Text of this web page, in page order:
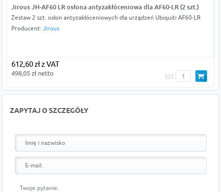
Jirous JH-AF60 LR osłona antyzakłóceniowa dla AF60-LR (2 szt.)
Zestaw 2 szt. osłon antyzakłóceniowych dla urządzeń Ubiquiti AF60-LR
Producent: Jirous
612,60 zł z VAT
498,05 zł netto szt
ZAPYTAJ O SZCZEGÓŁY
Twoje pytanie: